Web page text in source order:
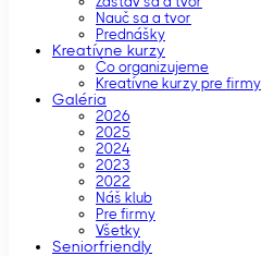
Nauč sa a tvor
Prednášky
Kreatívne kurzy
Čo organizujeme
Kreatívne kurzy pre firmy
Galéria
2026
2025
2024
2023
2022
Náš klub
Pre firmy
Všetky
Seniorfriendly